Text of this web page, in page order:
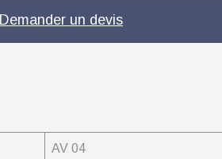
Demander un devis
AV 04